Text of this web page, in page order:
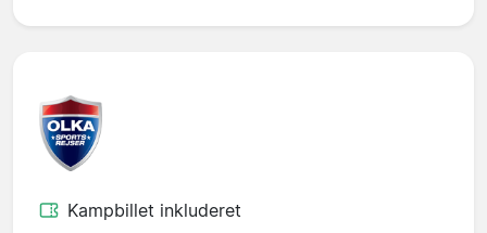
Kampbillet inkluderet